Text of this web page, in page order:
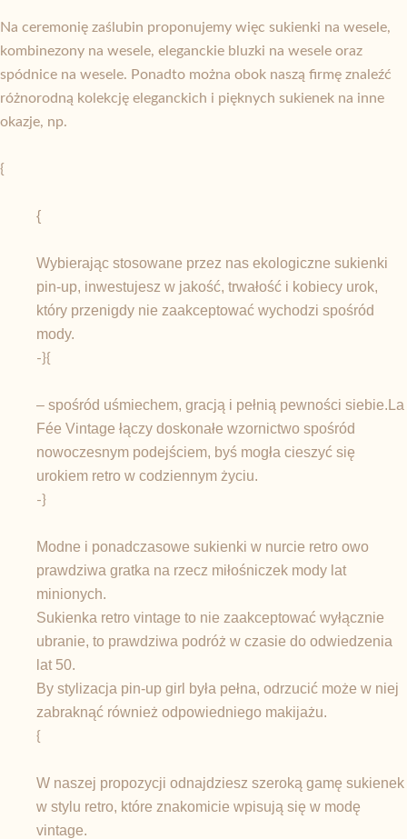
Na ceremonię zaślubin proponujemy więc sukienki na wesele,
kombinezony na wesele, eleganckie bluzki na wesele oraz
spódnice na wesele. Ponadto można obok naszą firmę znaleźć
różnorodną kolekcję eleganckich i pięknych sukienek na inne
okazje, np.
{
{
Wybierając stosowane przez nas ekologiczne sukienki
pin-up, inwestujesz w jakość, trwałość i kobiecy urok,
który przenigdy nie zaakceptować wychodzi spośród
mody.
-}{
– spośród uśmiechem, gracją i pełnią pewności siebie.La
Fée Vintage łączy doskonałe wzornictwo spośród
nowoczesnym podejściem, byś mogła cieszyć się
urokiem retro w codziennym życiu.
-}
Modne i ponadczasowe sukienki w nurcie retro owo
prawdziwa gratka na rzecz miłośniczek mody lat
minionych.
Sukienka retro vintage to nie zaakceptować wyłącznie
ubranie, to prawdziwa podróż w czasie do odwiedzenia
lat 50.
By stylizacja pin-up girl była pełna, odrzucić może w niej
zabraknąć również odpowiedniego makijażu.
{
W naszej propozycji odnajdziesz szeroką gamę sukienek
w stylu retro, które znakomicie wpisują się w modę
vintage.